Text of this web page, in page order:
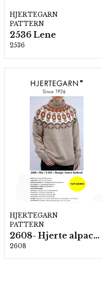
HJERTEGARN
PATTERN
2536 Lene
2536
HJERTEGARN
PATTERN
2608- Hjerte alpacka
2608